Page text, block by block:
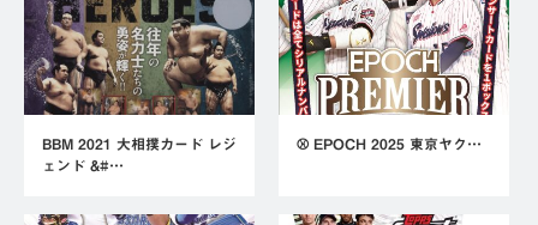
BBM 2021 大相撲カード レジ
ェンド &#…
⚾ EPOCH 2025 東京ヤク…